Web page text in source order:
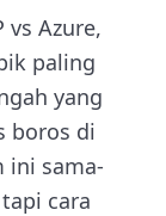
vs Azure,
paling
yang
boros di
ini sama-
cara